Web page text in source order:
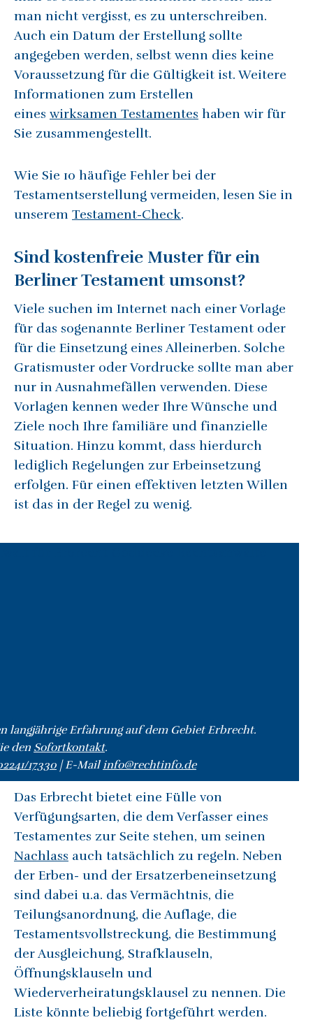
man nicht vergisst, es zu unterschreiben.
Auch ein Datum der Erstellung sollte
angegeben werden, selbst wenn dies keine
Voraussetzung für die Gültigkeit ist. Weitere
Informationen zum Erstellen
eines wirksamen Testamentes haben wir für
Sie zusammengestellt.
Wie Sie 10 häufige Fehler bei der
Testamentserstellung vermeiden, lesen Sie in
unserem Testament-Check.
Sind kostenfreie Muster für ein
Berliner Testament umsonst?
Viele suchen im Internet nach einer Vorlage
für das sogenannte Berliner Testament oder
für die Einsetzung eines Alleinerben. Solche
Gratismuster oder Vordrucke sollte man aber
nur in Ausnahmefällen verwenden. Diese
Vorlagen kennen weder Ihre Wünsche und
Ziele noch Ihre familiäre und finanzielle
Situation. Hinzu kommt, dass hierdurch
lediglich Regelungen zur Erbeinsetzung
erfolgen. Für einen effektiven letzten Willen
ist das in der Regel zu wenig.
langjährige Erfahrung auf dem Gebiet Erbrecht.
den Sofortkontakt.
17330 | E-Mailinfo@rechtinfo.de
Das Erbrecht bietet eine Fülle von
Verfügungsarten, die dem Verfasser eines
Testamentes zur Seite stehen, um seinen
Nachlass auch tatsächlich zu regeln. Neben
der Erben- und der Ersatzerbeneinsetzung
sind dabei u.a. das Vermächtnis, die
Teilungsanordnung, die Auflage, die
Testamentsvollstreckung, die Bestimmung
der Ausgleichung, Strafklauseln,
Öffnungsklauseln und
Wiederverheiratungsklausel zu nennen. Die
Liste könnte beliebig fortgeführt werden.